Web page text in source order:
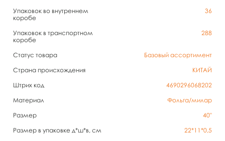
Упаковок во внутреннем
коробе
36
Упаковок в транспортном
коробе
288
Статус товара
Базовый ассортимент
Страна происхождения
КИТАЙ
Штрих код
4690296068202
Материал
Фольга/милар
Размер
40"
Размер в упаковке д*ш*в, см
22*11*0,5